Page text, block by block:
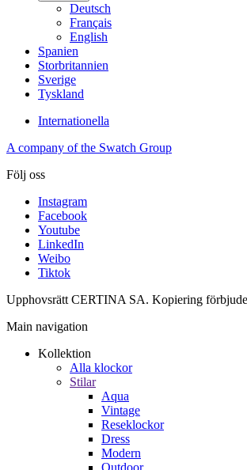
Deutsch
Français
English
Spanien
Storbritannien
Sverige
Tyskland
Internationella
A company of the Swatch Group
Följ oss
Instagram
Facebook
Youtube
LinkedIn
Weibo
Tiktok
Upphovsrätt CERTINA SA. Kopiering
Main navigation
Kollektion
Alla klockor
Stilar
Aqua
Vintage
Reseklockor
Dress
Modern
Outdoor